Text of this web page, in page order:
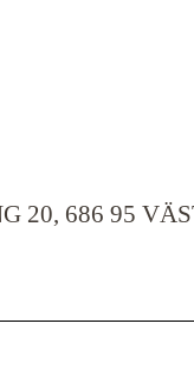
20, 686 95